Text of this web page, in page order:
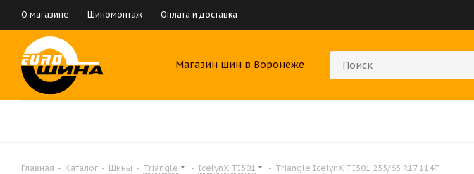
О магазине Шиномонтаж Оплата и доставка
Магазин шин в Воронеже
Главная - Каталог - Шины - Triangle - IcelynX TI501 - Triangle IcelynX TI501 255/65 R17 114T